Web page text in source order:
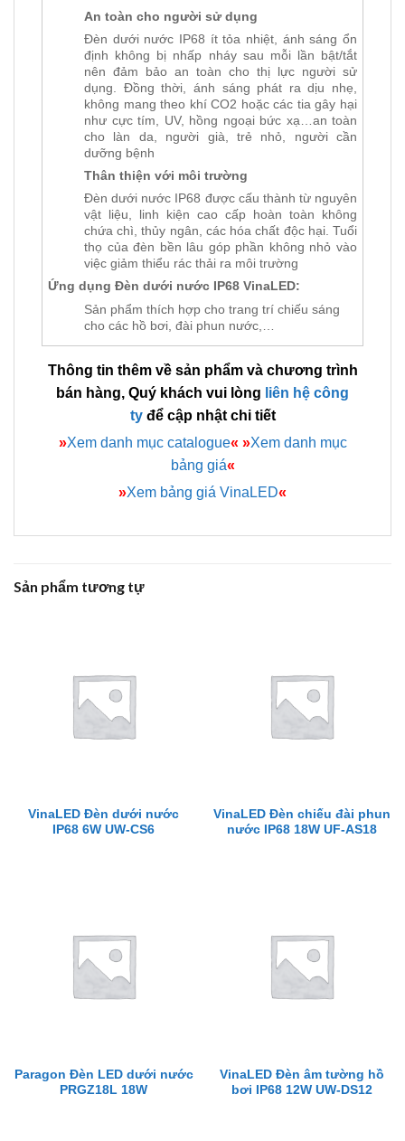
An toàn cho người sử dụng
Đèn dưới nước IP68 ít tỏa nhiệt, ánh sáng ổn
định không bị nhấp nháy sau mỗi lần bật/tắt
nên đảm bảo an toàn cho thị lực người sử
dụng. Đồng thời, ánh sáng phát ra dịu nhẹ,
không mang theo khí CO2 hoặc các tia gây hại
như cực tím, UV, hồng ngoại bức xạ…an toàn
cho làn da, người già, trẻ nhỏ, người cần
dưỡng bệnh
Thân thiện với môi trường
Đèn dưới nước IP68 được cấu thành từ nguyên
vật liệu, linh kiện cao cấp hoàn toàn không
chứa chì, thủy ngân, các hóa chất độc hại. Tuổi
thọ của đèn bền lâu góp phần không nhỏ vào
việc giảm thiểu rác thải ra môi trường
Ứng dụng Đèn dưới nước IP68 VinaLED:
Sản phẩm thích hợp cho trang trí chiếu sáng
cho các hồ bơi, đài phun nước,…
Thông tin thêm về sản phẩm và chương trình
bán hàng, Quý khách vui lòng liên hệ công
tyđể cập nhật chi tiết
»Xem danh mục catalogue« »Xem danh mục
bảng giá«
»Xem bảng giá VinaLED«
Sản phẩm tương tự
VinaLED Đèn dưới nước
IP68 6W UW-CS6
VinaLED Đèn chiếu đài phun
nước IP68 18W UF-AS18
Paragon Đèn LED dưới nước
PRGZ18L 18W
VinaLED Đèn âm tường hồ
bơi IP68 12W UW-DS12